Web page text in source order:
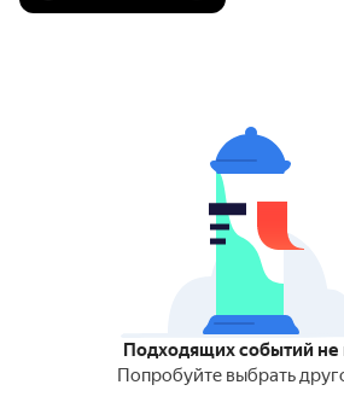
Подходящих событий не
Попробуйте выбрать